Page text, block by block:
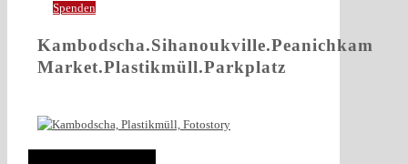
Spenden
Kambodscha.Sihanoukville.Peanichkam
Market.Plastikmüll.Parkplatz